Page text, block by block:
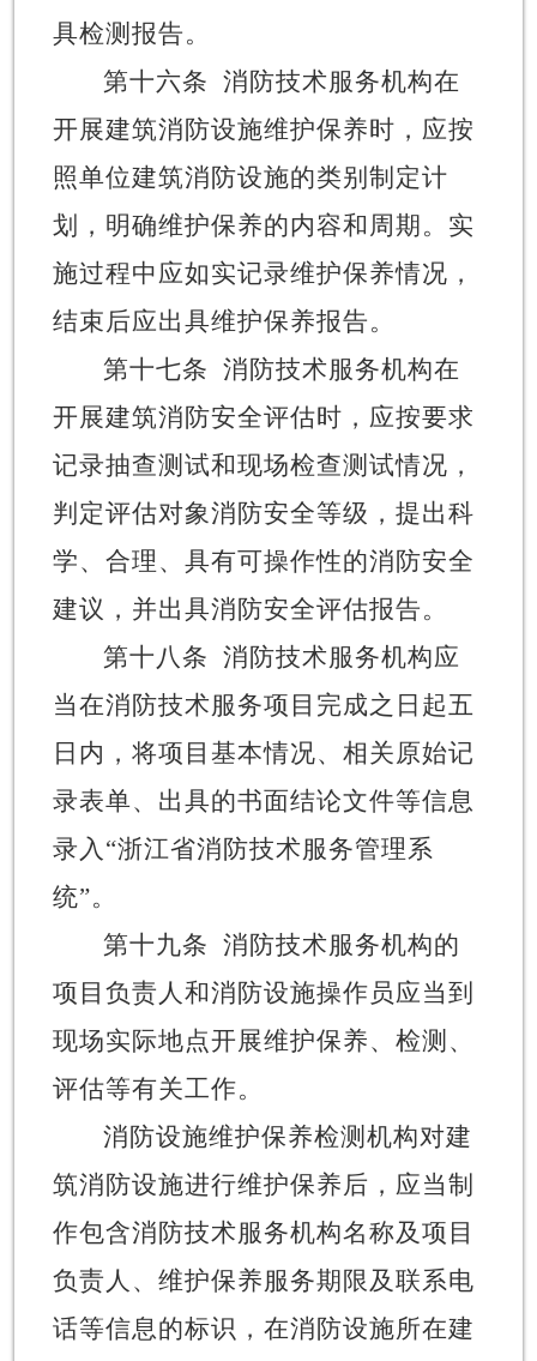
具检测报告。
第十六条 消防技术服务机构在
开展建筑消防设施维护保养时，应按
照单位建筑消防设施的类别制定计
划，明确维护保养的内容和周期。实
施过程中应如实记录维护保养情况，
结束后应出具维护保养报告。
第十七条 消防技术服务机构在
开展建筑消防安全评估时，应按要求
记录抽查测试和现场检查测试情况，
判定评估对象消防安全等级，提出科
学、合理、具有可操作性的消防安全
建议，并出具消防安全评估报告。
第十八条 消防技术服务机构应
当在消防技术服务项目完成之日起五
日内，将项目基本情况、相关原始记
录表单、出具的书面结论文件等信息
录入 “浙江省消防技术服务管理系
统”。
第十九条 消防技术服务机构的
项目负责人和消防设施操作员应当到
现场实际地点开展维护保养、检测、
评估等有关工作。
消防设施维护保养检测机构对建
筑消防设施进行维护保养后，应当制
作包含消防技术服务机构名称及项目
负责人、维护保养服务期限及联系电
话等信息的标识，在消防设施所在建